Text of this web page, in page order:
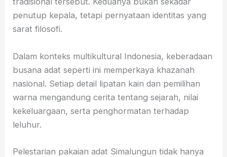
penutup kepala, tetapi pernyataan identitas yang
sarat filosofi.
Dalam konteks multikultural Indonesia, keberadaan
busana adat seperti ini memperkaya khazanah
nasional. Setiap detail lipatan kain dan pemilihan
warna mengandung cerita tentang sejarah, nilai
kekeluargaan, serta penghormatan terhadap
leluhur.
Pelestarian pakaian adat Simalungun tidak hanya